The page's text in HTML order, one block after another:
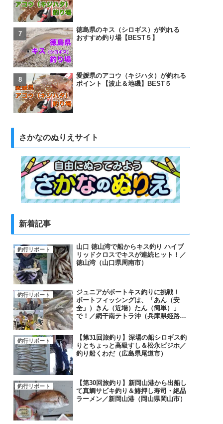
徳島県のキス（シロギス）が釣れる
おすすめ釣り場【BEST５】
愛媛県のアコウ（キジハタ）が釣れる
ポイント【波止＆地磯】BEST５
さかなのぬりえサイト
新着記事
釣行リポート
山口 徳山湾で船からキス釣り ハイブ
リッドクロスでキスが連続ヒット！／
徳山湾（山口県周南市）
釣行リポート
ジュニアがボートキス釣りに挑戦！
ボートフィッシングは、「あん（安
全」）きん（近場）たん（簡単）」
で！／網干南テトラ沖（兵庫県姫路
釣行リポート
【第31回旅釣り】深場の船シロギス釣
りとちょっと高級すし＆松永ビジホ／
釣り船くわだ（広島県尾道市）
釣行リポート
【第30回旅釣り】新岡山港から出船し
て真鯛サビキ釣り＆鰆押し寿司・絶品
ラーメン／新岡山港（岡山県岡山市）